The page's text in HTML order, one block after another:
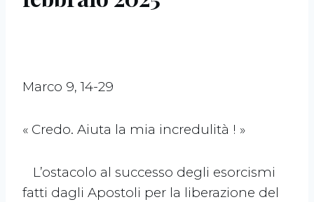
Marco 9, 14-29
« Credo. Aiuta la mia incredulità ! »
L’ostacolo al successo degli esorcismi
fatti dagli Apostoli per la liberazione del